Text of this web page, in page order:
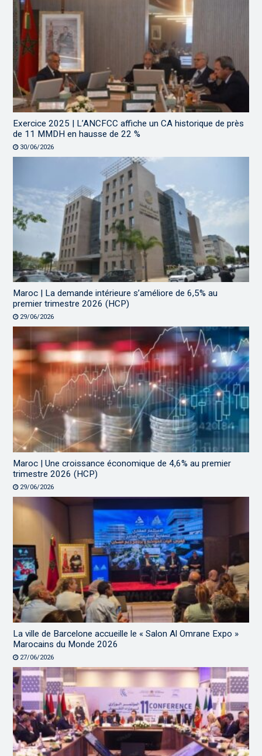
Exercice 2025 | L’ANCFCC affiche un CA historique de près
de 11 MMDH en hausse de 22 %
30/06/2026
Maroc | La demande intérieure s’améliore de 6,5% au
premier trimestre 2026 (HCP)
29/06/2026
Maroc | Une croissance économique de 4,6% au premier
trimestre 2026 (HCP)
29/06/2026
La ville de Barcelone accueille le « Salon Al Omrane Expo »
Marocains du Monde 2026
27/06/2026